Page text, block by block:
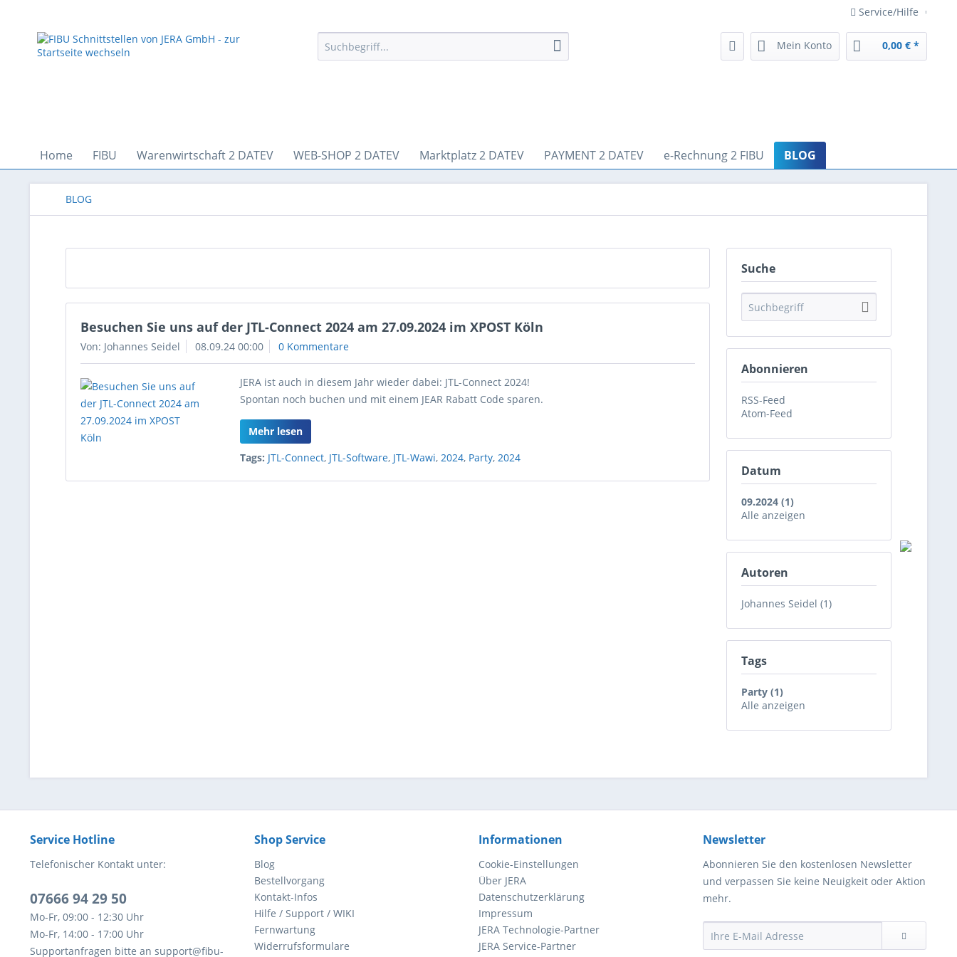
Service/Hilfe
Mein Konto 0,00 € *
Home FIBU Warenwirtschaft 2 DATEV WEB-SHOP 2 DATEV Marktplatz 2 DATEV PAYMENT 2 DATEV e-Rechnung 2 FIBU BLOG
BLOG
Suche
Abonnieren
RSS-Feed
Atom-Feed
Datum
09.2024 (1)
Alle anzeigen
Autoren
Johannes Seidel (1)
Tags
Party (1)
Alle anzeigen
Besuchen Sie uns auf der JTL-Connect 2024 am 27.09.2024 im XPOST Köln
Von: Johannes Seidel 08.09.24 00:00 0 Kommentare
JERA ist auch in diesem Jahr wieder dabei: JTL-Connect 2024!
Spontan noch buchen und mit einem JEAR Rabatt Code sparen.
Mehr lesen
Tags: JTL-Connect, JTL-Software, JTL-Wawi,2024, Party,2024
Service Hotline
Telefonischer Kontakt unter:
07666 94 29 50
Mo-Fr, 09:00 - 12:30 Uhr
Mo-Fr, 14:00 - 17:00 Uhr
Supportanfragen bitte an support@fibu-
Shop Service
Blog
Bestellvorgang
Kontakt-Infos
Hilfe / Support / WIKI
Fernwartung
Widerrufsformulare
Informationen
Cookie-Einstellungen
Über JERA
Datenschutzerklärung
Impressum
JERA Technologie-Partner
JERA Service-Partner
Newsletter
Abonnieren Sie den kostenlosen Newsletter
und verpassen Sie keine Neuigkeit oder Aktion
mehr.